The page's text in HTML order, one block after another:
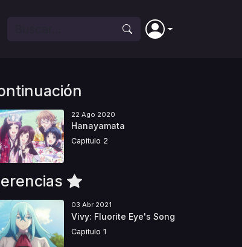
22 Ago 2020
Hanayamata
Capitulo 2
03 Abr 2021
Vivy: Fluorite Eye's Song
Capitulo 1